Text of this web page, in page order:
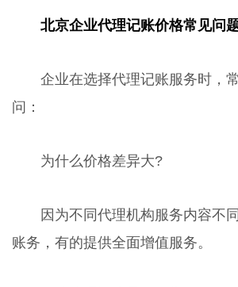
北京企业代理记账价格常见问
企业在选择代理记账服务时，
问：
为什么价格差异大?
因为不同代理机构服务内容不
账务，有的提供全面增值服务。